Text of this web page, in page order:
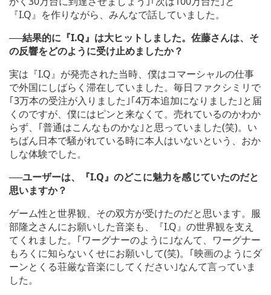
『I.Q』を作りながら、みんなで話していました。
──結果的に『I.Q』は大ヒットしました。佐藤さんは、そ
の反響をどのように受け止めましたか？
実は『I.Q』が発売された当時、僕はコマーシャルの仕事
で外国にしばらく滞在していました。毎日ファクシミリで
｢3万本の受注が入りました｣｢4万本追加になりました｣と届
くのですが、僕にはピンと来なくて。売れているのかわか
らず、｢普通はこんなものかな｣と思っていました(笑)。い
ちばん日本で騒がれている時に本人はいないという、おか
しな体験でした。
──ユーザーは、『I.Q』のどこに魅力を感じていたのだと
思いますか？
ゲーム性と世界観、その双方が受けたのだと思います。服
部隆之さんにお願いした音楽も、『I.Q』の世界観を支え
てくれました。｢ワーグナーのように｣なんて、ワーグナー
もろくに知らないくせにお願いして(笑)。｢映画のようにダ
ーンとくる荘厳な音楽にしてください｣なんて言っていま
した。